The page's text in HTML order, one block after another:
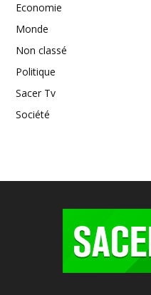
Economie
Monde
Non classé
Politique
Sacer Tv
Société